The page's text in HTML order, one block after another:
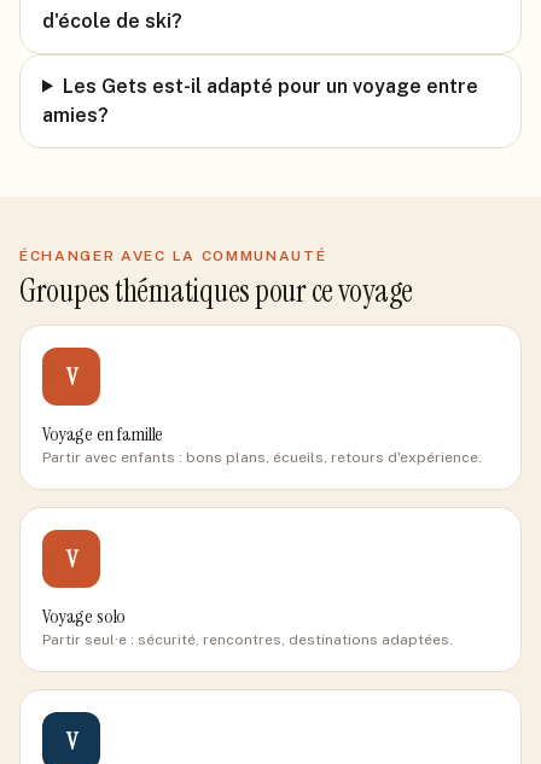
d'école de ski?
Les Gets est-il adapté pour un voyage entre
amies?
ÉCHANGER AVEC LA COMMUNAUTÉ
Groupes thématiques pour ce voyage
V
Voyage en famille
Partir avec enfants : bons plans, écueils, retours d'expérience.
V
Voyage solo
Partir seul·e : sécurité, rencontres, destinations adaptées.
V